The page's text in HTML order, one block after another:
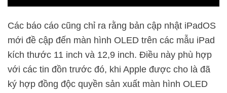
Các báo cáo cũng chỉ ra rằng bản cập nhật iPadOS
mới đề cập đến màn hình OLED trên các mẫu iPad
kích thước 11 inch và 12,9 inch. Điều này phù hợp
với các tin đồn trước đó, khi Apple được cho là đã
ký hợp đồng độc quyền sản xuất màn hình OLED